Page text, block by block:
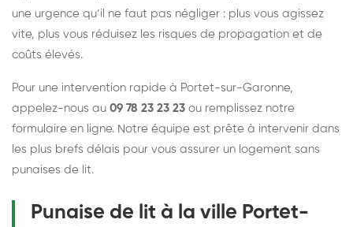
une urgence qu’il ne faut pas négliger : plus vous agissez
vite, plus vous réduisez les risques de propagation et de
coûts élevés.
Pour une intervention rapide à Portet-sur-Garonne,
appelez-nous au 09 78 23 23 23 ou remplissez notre
formulaire en ligne. Notre équipe est prête à intervenir dans
les plus brefs délais pour vous assurer un logement sans
punaises de lit.
Punaise de lit à la ville Portet-